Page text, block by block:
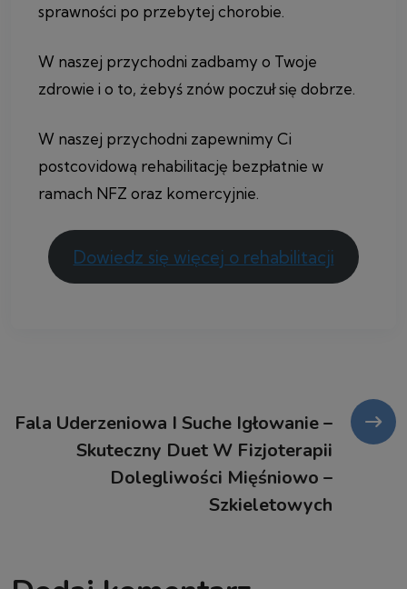
sprawności po przebytej chorobie.
W naszej przychodni zadbamy o Twoje
zdrowie i o to, żebyś znów poczuł się dobrze.
W naszej przychodni zapewnimy Ci
postcovidową rehabilitację bezpłatnie w
ramach NFZ oraz komercyjnie.
Dowiedz się więcej o rehabilitacji
Fala Uderzeniowa I Suche Igłowanie –
Skuteczny Duet W Fizjoterapii
Dolegliwości Mięśniowo –
Szkieletowych